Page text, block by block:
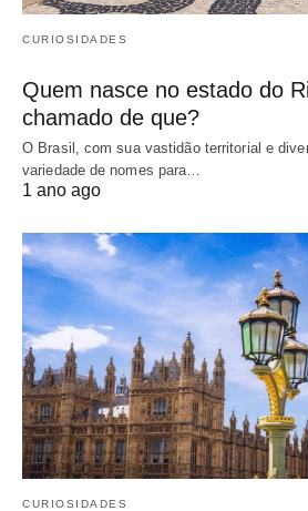
CURIOSIDADES
Quem nasce no estado do
chamado de que?
O Brasil, com sua vastidão territorial e
variedade de nomes para…
1 ano ago
CURIOSIDADES